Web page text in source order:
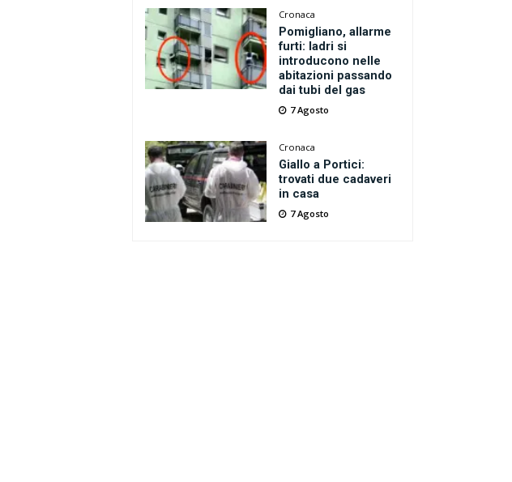
Cronaca
Pomigliano, allarme
furti: ladri si
introducono nelle
abitazioni passando
dai tubi del gas
7 Agosto
Cronaca
Giallo a Portici:
trovati due cadaveri
in casa
7 Agosto